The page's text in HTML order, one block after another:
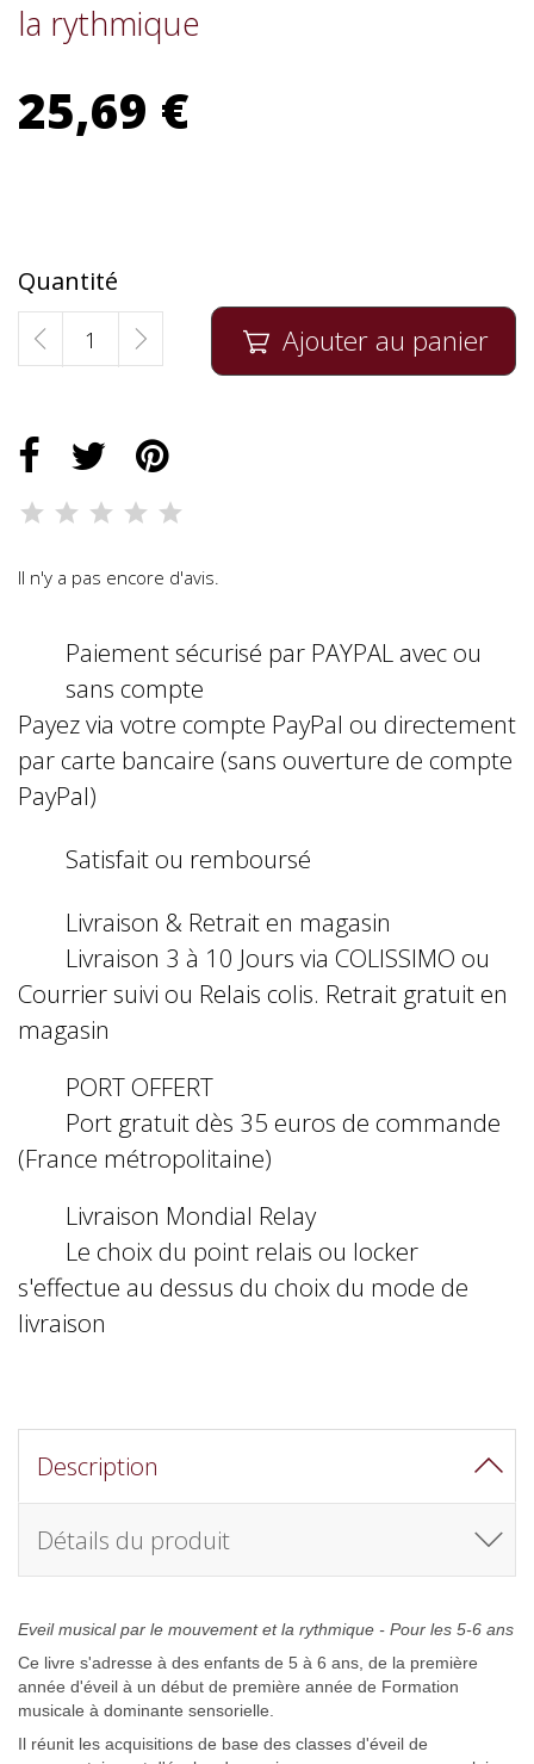
la rythmique
25,69 €
Quantité
 Ajouter au panier
Il n'y a pas encore d'avis.
Paiement sécurisé par PAYPAL avec ou
sans compte
Payez via votre compte PayPal ou directement
par carte bancaire (sans ouverture de compte
PayPal)
Satisfait ou remboursé
Livraison & Retrait en magasin
Livraison 3 à 10 Jours via COLISSIMO ou
Courrier suivi ou Relais colis. Retrait gratuit en
magasin
PORT OFFERT
Port gratuit dès 35 euros de commande
(France métropolitaine)
Livraison Mondial Relay
Le choix du point relais ou locker
s'effectue au dessus du choix du mode de
livraison
Description
Détails du produit
Eveil musical par le mouvement et la rythmique - Pour les 5-6 ans
Ce livre s'adresse à des enfants de 5 à 6 ans, de la première
année d'éveil à un début de première année de Formation
musicale à dominante sensorielle.
Il réunit les acquisitions de base des classes d'éveil de